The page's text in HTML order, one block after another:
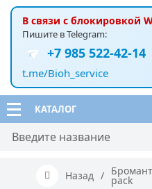
КАТАЛОГ
В связи с блокировкой
Пишите в Telegram:
+7 985 522-42-14
t.me/Bioh_service
Назад / pack